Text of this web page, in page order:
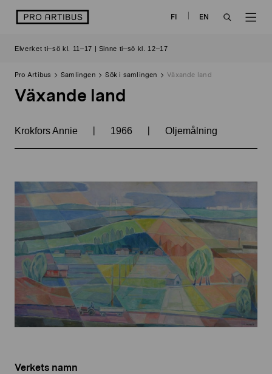
logo FI
EN
Elverket ti–sö kl. 11–17 | Sinne ti–sö kl. 12–17
Pro Artibus Samlingen Sök i samlingen Växande land
Växande land
Krokfors Annie | 1966 | Oljemålning
Verkets namn